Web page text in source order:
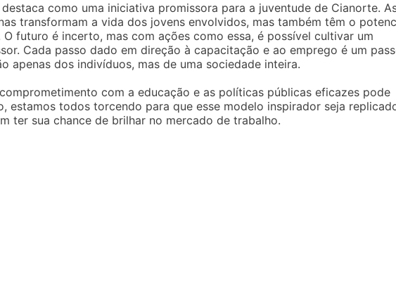
destaca como uma iniciativa promissora para a juventude de Cianorte.
transformam a vida dos jovens envolvidos, mas também têm o
futuro é incerto, mas com ações como essa, é possível cultivar um
Cada passo dado em direção à capacitação e ao emprego é um
apenas dos indivíduos, mas de uma sociedade inteira.
com a educação e as políticas públicas eficazes pode
estamos todos torcendo para que esse modelo inspirador seja
ter sua chance de brilhar no mercado de trabalho.